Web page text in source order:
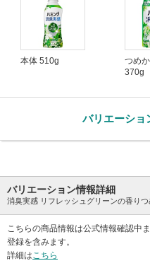
本体 510g
つめ
370g
バリエーショ
バリエーション情報詳細
消臭実感 リフレッシュグリーンの香り
こちらの商品情報は公式情報確認中
登録を含みます。
詳細はこちら